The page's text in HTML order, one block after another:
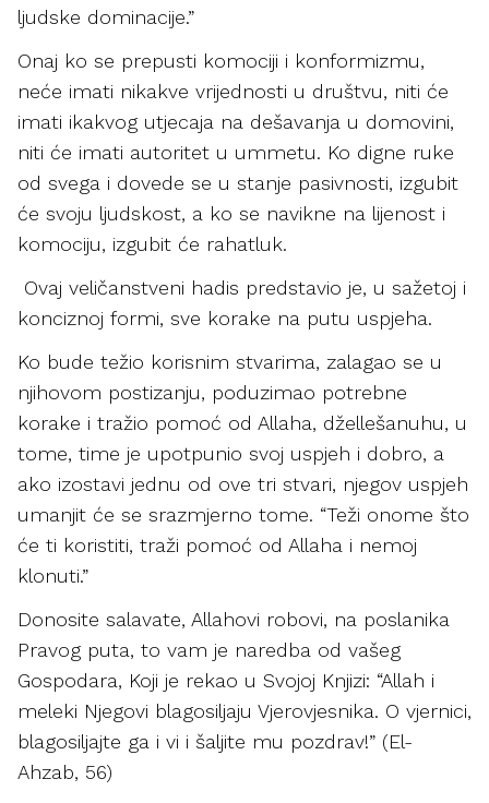
ljudske dominacije.”
Onaj ko se prepusti komociji i konformizmu,
neće imati nikakve vrijednosti u društvu, niti će
imati ikakvog utjecaja na dešavanja u domovini,
niti će imati autoritet u ummetu. Ko digne ruke
od svega i dovede se u stanje pasivnosti, izgubit
će svoju ljudskost, a ko se navikne na lijenost i
komociju, izgubit će rahatluk.
Ovaj veličanstveni hadis predstavio je, u sažetoj i
konciznoj formi, sve korake na putu uspjeha.
Ko bude težio korisnim stvarima, zalagao se u
njihovom postizanju, poduzimao potrebne
korake i tražio pomoć od Allaha, džellešanuhu, u
tome, time je upotpunio svoj uspjeh i dobro, a
ako izostavi jednu od ove tri stvari, njegov uspjeh
umanjit će se srazmjerno tome. “Teži onome što
će ti koristiti, traži pomoć od Allaha i nemoj
klonuti.”
Donosite salavate, Allahovi robovi, na poslanika
Pravog puta, to vam je naredba od vašeg
Gospodara, Koji je rekao u Svojoj Knjizi: “Allah i
meleki Njegovi blagosiljaju Vjerovjesnika. O vjernici,
blagosiljajte ga i vi i šaljite mu pozdrav!” (El-
Ahzab, 56)